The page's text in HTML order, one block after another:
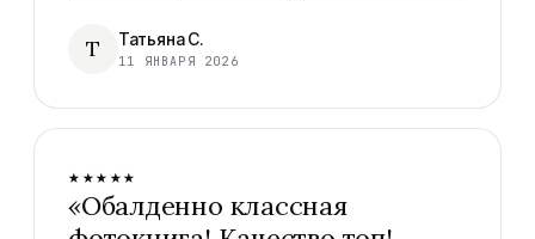
Т Татьяна С.
11 ЯНВАРЯ 2026
★★★★★
«Обалденно классная